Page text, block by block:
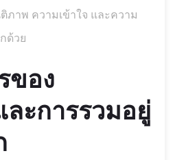
ภาพ ความเข้าใจ และความ
ด้วย
ของ
ะการรวมอยู่